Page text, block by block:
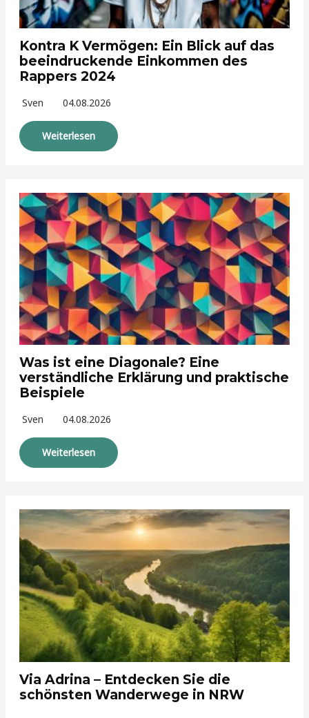
Kontra K Vermögen: Ein Blick auf das
beeindruckende Einkommen des
Rappers 2024
Sven 04.08.2026
Weiterlesen
Was ist eine Diagonale? Eine
verständliche Erklärung und praktische
Beispiele
Sven 04.08.2026
Weiterlesen
Via Adrina – Entdecken Sie die
schönsten Wanderwege in NRW